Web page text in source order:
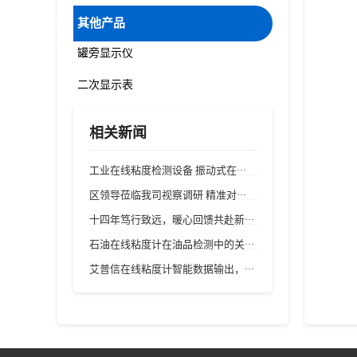
其他产品
罐旁显示仪
二次显示表
相关新闻
工业在线粘度检测设备 振动式在···
区领导莅临我司视察调研 精准对···
十四年笃行致远，暖心回馈共赴新···
石油在线粘度计在油品检测中的关···
艾普信在线粘度计智能数据输出，···